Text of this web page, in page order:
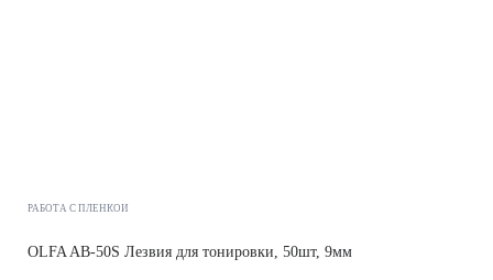
РАБОТА С ПЛЕНКОЙ
OLFA AB-50S Лезвия для тонировки, 50шт, 9мм